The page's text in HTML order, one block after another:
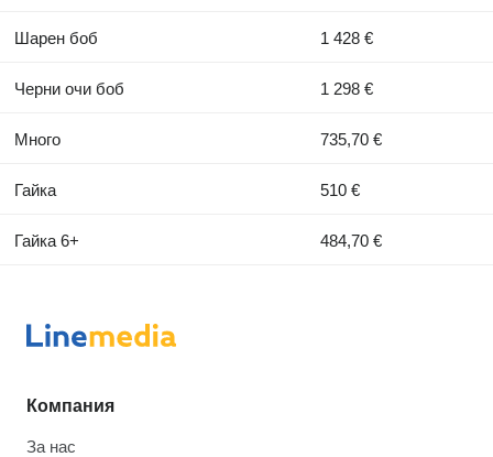
Шарен боб 1 428 €
Черни очи боб 1 298 €
Много 735,70 €
Гайка 510 €
Гайка 6+ 484,70 €
Компания
За нас